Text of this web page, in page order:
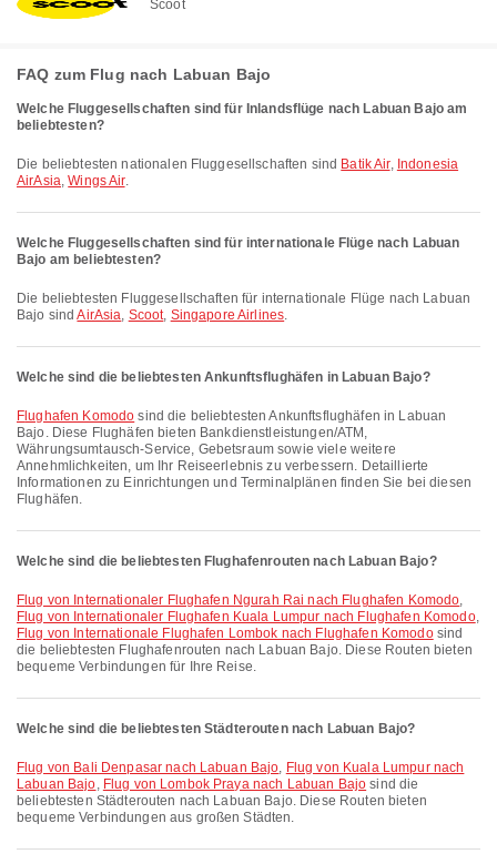
Scoot
FAQ zum Flug nach Labuan Bajo
Welche Fluggesellschaften sind für Inlandsflüge nach Labuan Bajo am
beliebtesten?
Die beliebtesten nationalen Fluggesellschaften sind Batik Air, Indonesia
AirAsia,Wings Air.
Welche Fluggesellschaften sind für internationale Flüge nach Labuan
Bajo am beliebtesten?
Die beliebtesten Fluggesellschaften für internationale Flüge nach Labuan
Bajo sindAirAsia, Scoot, Singapore Airlines.
Welche sind die beliebtesten Ankunftsflughäfen in Labuan Bajo?
Flughafen Komodo sind die beliebtesten Ankunftsflughäfen in Labuan
Bajo. Diese Flughäfen bieten Bankdienstleistungen/ATM,
Währungsumtausch-Service, Gebetsraum sowie viele weitere
Annehmlichkeiten, um Ihr Reiseerlebnis zu verbessern. Detaillierte
Informationen zu Einrichtungen und Terminalplänen finden Sie bei diesen
Flughäfen.
Welche sind die beliebtesten Flughafenrouten nach Labuan Bajo?
Flug von Internationaler Flughafen Ngurah Rai nach Flughafen Komodo,
Flug von Internationaler Flughafen Kuala Lumpur nach Flughafen Komodo,
Flug von Internationale Flughafen Lombok nach Flughafen Komodosind
die beliebtesten Flughafenrouten nach Labuan Bajo. Diese Routen bieten
bequeme Verbindungen für Ihre Reise.
Welche sind die beliebtesten Städterouten nach Labuan Bajo?
Flug von Bali Denpasar nach Labuan Bajo, Flug von Kuala Lumpur nach
Labuan Bajo, Flug von Lombok Praya nach Labuan Bajo sind die
beliebtesten Städterouten nach Labuan Bajo. Diese Routen bieten
bequeme Verbindungen aus großen Städten.